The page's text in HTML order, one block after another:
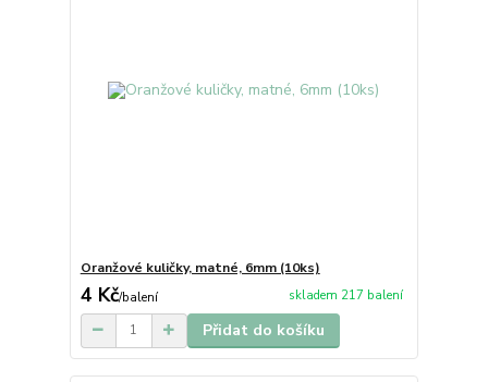
Oranžové kuličky, matné, 6mm (10ks)
4 Kč/balení skladem 217 balení
Přidat do košíku